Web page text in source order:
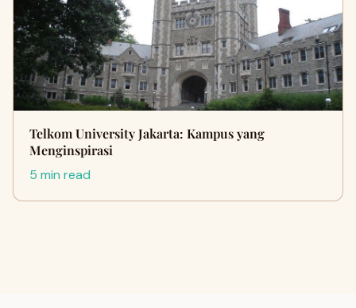
Telkom University Jakarta: Kampus yang
Menginspirasi
5 min read